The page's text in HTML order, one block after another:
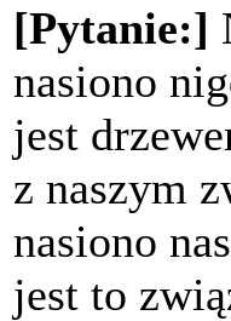
[Pytanie:]
nasiono
jest
z naszym
nasiono
jest to